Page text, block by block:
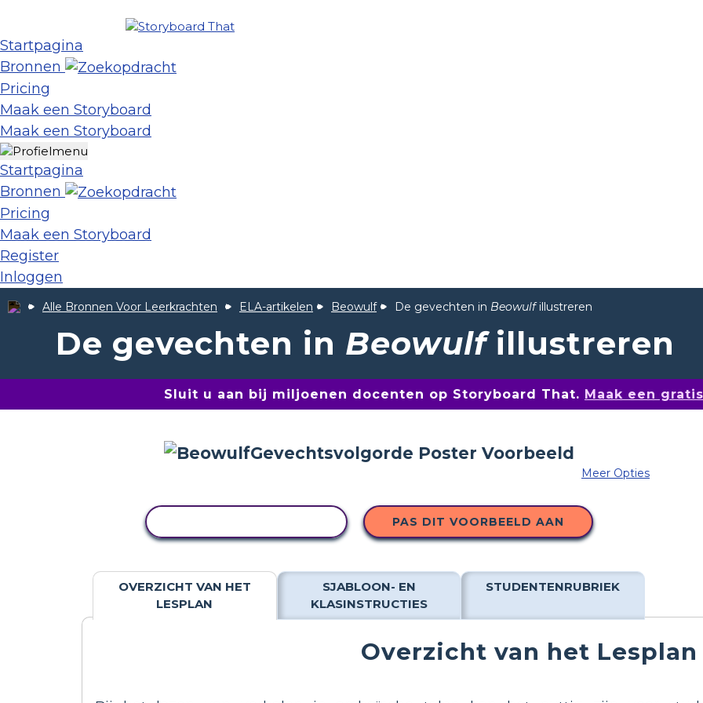
Startpagina
Bronnen
Pricing
Maak een Storyboard
Maak een Storyboard
Startpagina
Bronnen
Pricing
Maak een Storyboard
Register
Inloggen
Alle Bronnen Voor Leerkrachten ELA-artikelen Beowulf De gevechten in Beowulfillustreren
De gevechten in Beowulfillustreren
Sluit u aan bij miljoenen docenten op Storyboard That. Maak een
Meer Opties
PAS DIT VOORBEELD AAN
OVERZICHT VAN HET
LESPLAN
SJABLOON- EN
KLASINSTRUCTIES
STUDENTENRUBRIEK
Overzicht van het Lesplan